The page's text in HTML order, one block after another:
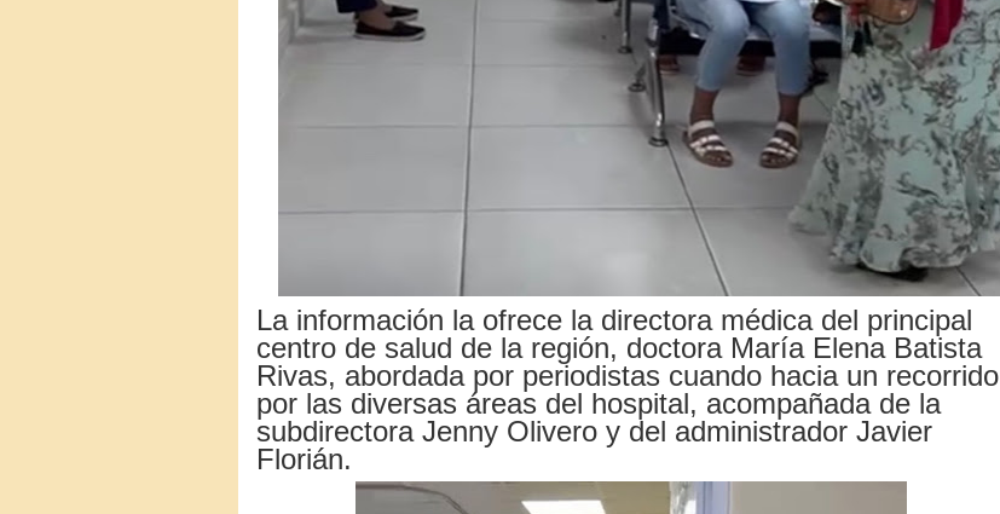
La información la ofrece la directora médica del principal
centro de salud de la región, doctora María Elena Batista
Rivas, abordada por periodistas cuando hacia un recorrido
por las diversas áreas del hospital, acompañada de la
subdirectora Jenny Olivero y del administrador Javier
Florián.